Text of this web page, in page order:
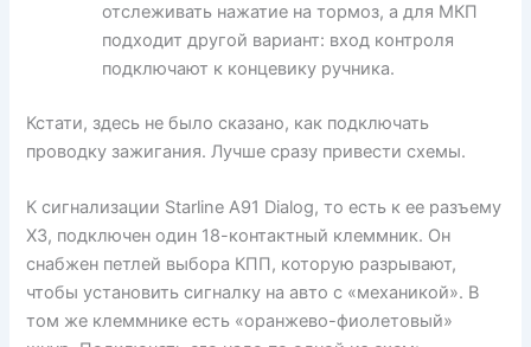
отслеживать нажатие на тормоз, а для МКП
подходит другой вариант: вход контроля
подключают к концевику ручника.
Кстати, здесь не было сказано, как подключать
проводку зажигания. Лучше сразу привести схемы.
К сигнализации Starline A91 Dialog, то есть к ее разъему
X3, подключен один 18-контактный клеммник. Он
снабжен петлей выбора КПП, которую разрывают,
чтобы установить сигналку на авто с «механикой». В
том же клеммнике есть «оранжево-фиолетовый»